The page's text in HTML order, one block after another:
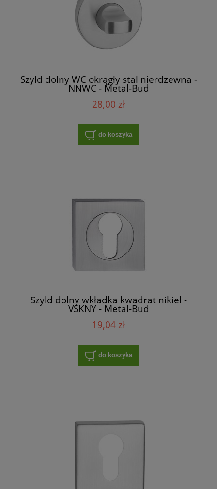
Szyld dolny WC okrągły stal nierdzewna -
NNWC - Metal-Bud
28,00 zł
do koszyka
Szyld dolny wkładka kwadrat nikiel -
VSKNY - Metal-Bud
19,04 zł
do koszyka